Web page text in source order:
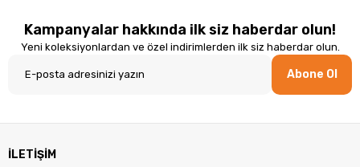
Kampanyalar hakkında ilk siz haberdar olun!
Yeni koleksiyonlardan ve özel indirimlerden ilk siz haberdar olun.
Abone Ol
İLETİŞİM